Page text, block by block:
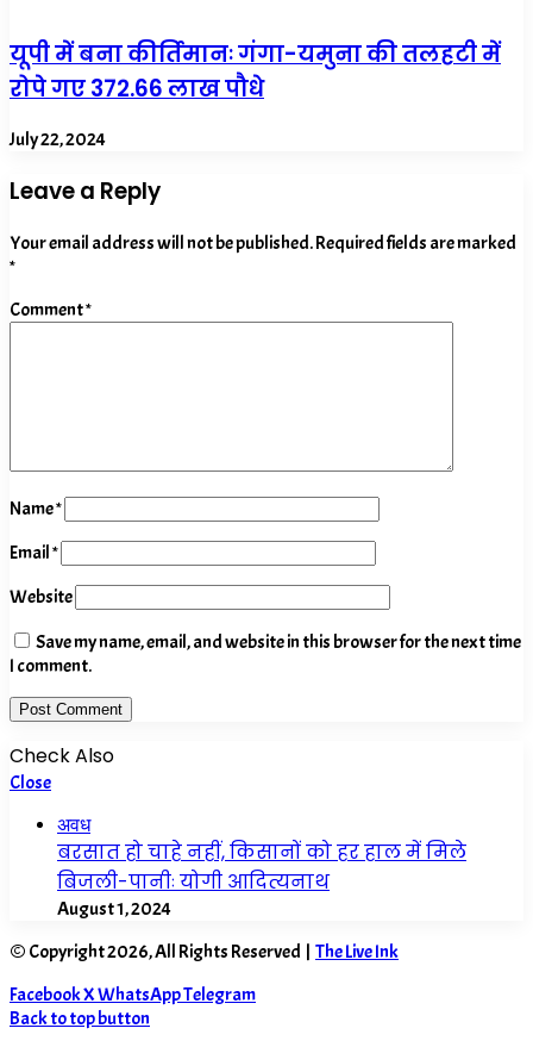
यूपी में बना कीर्तिमानः गंगा-यमुना की तलहटी में
रोपे गए 372.66 लाख पौधे
July 22, 2024
Leave a Reply
Your email address will not be published.Required fields are marked
*
Comment*
Name*
Email*
Website
Save my name, email, and website in this browser for the next time
I comment.
Check Also
Close
अवध
बरसात हो चाहे नहीं, किसानों को हर हाल में मिले
बिजली-पानीः योगी आदित्यनाथ
August 1, 2024
© Copyright 2026, All Rights Reserved | The Live Ink
FacebookXWhatsAppTelegram
Back to top button